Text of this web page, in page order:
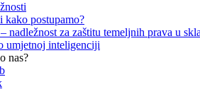
kako postupamo?
nadležnost za zaštitu temeljnih prava u
umjetnoj inteligenciji
nas?